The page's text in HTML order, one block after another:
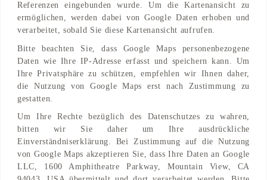
Referenzen eingebunden wurde. Um die Kartenansicht zu
ermöglichen, werden dabei von Google Daten erhoben und
verarbeitet, sobald Sie diese Kartenansicht aufrufen.
Bitte beachten Sie, dass Google Maps personenbezogene
Daten wie Ihre IP-Adresse erfasst und speichern kann. Um
Ihre Privatsphäre zu schützen, empfehlen wir Ihnen daher,
die Nutzung von Google Maps erst nach Zustimmung zu
gestatten.
Um Ihre Rechte bezüglich des Datenschutzes zu wahren,
bitten wir Sie daher um Ihre ausdrückliche
Einverständniserklärung. Bei Zustimmung auf die Nutzung
von Google Maps akzeptieren Sie, dass Ihre Daten an Google
LLC, 1600 Amphitheatre Parkway, Mountain View, CA
Find on Map